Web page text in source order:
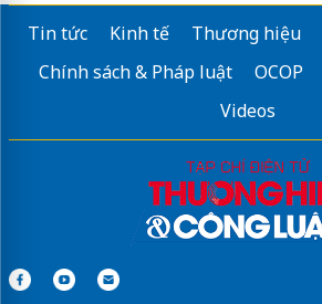
Tin tức Kinh tế Thương hiệu
Chính sách & Pháp luật
OCOP
Videos